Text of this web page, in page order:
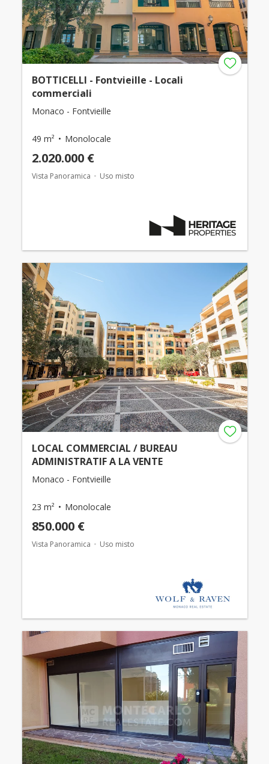
BOTTICELLI - Fontvieille - Locali
commerciali
Monaco - Fontvieille
49 m² Monolocale
2.020.000 €
Vista Panoramica Uso misto
LOCAL COMMERCIAL / BUREAU
ADMINISTRATIF A LA VENTE
Monaco - Fontvieille
23 m² Monolocale
850.000 €
Vista Panoramica Uso misto